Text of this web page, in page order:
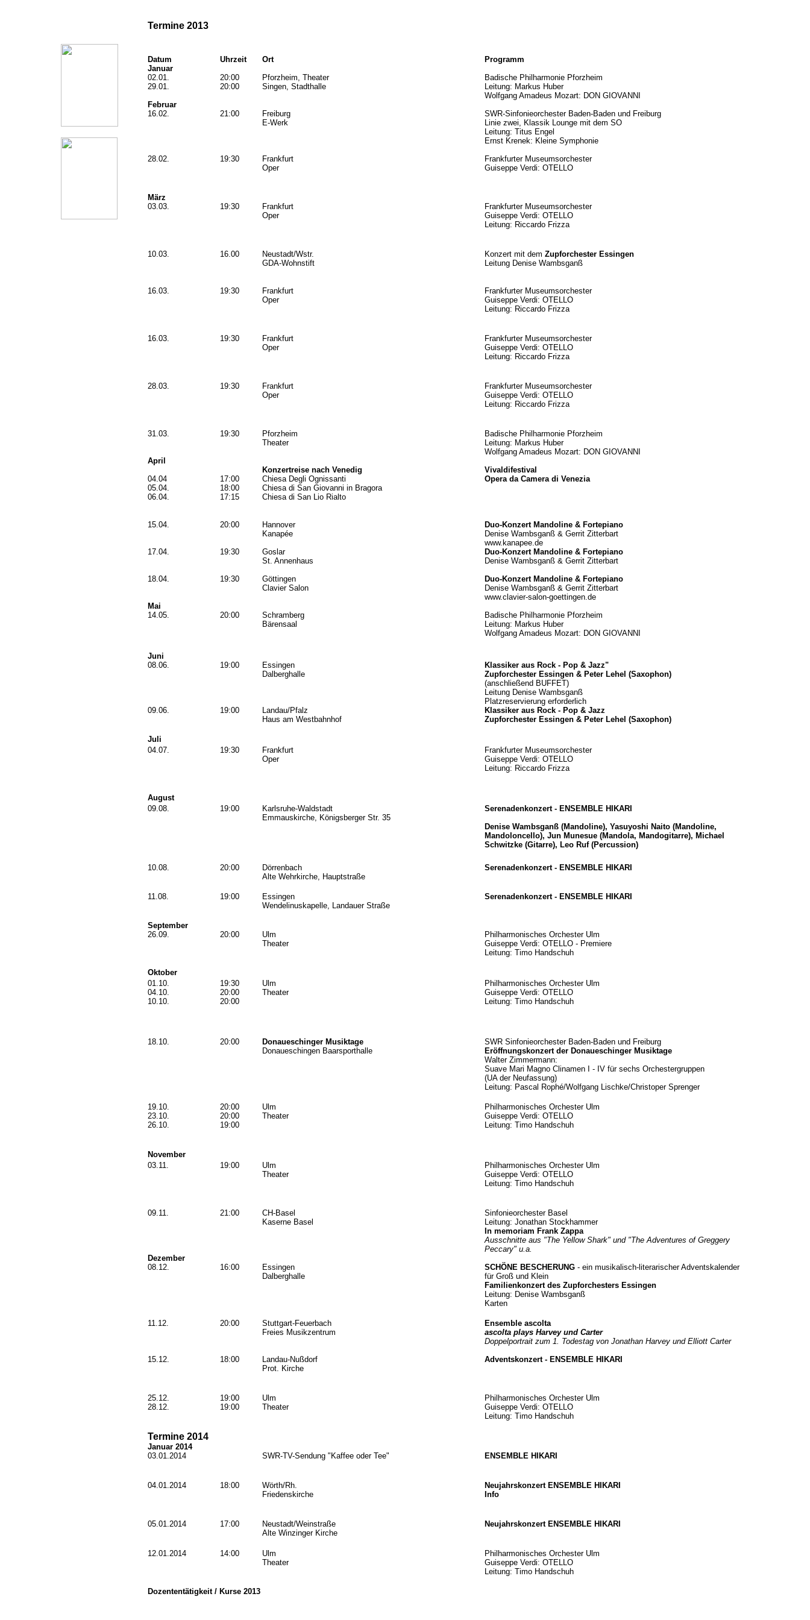
Termine 2013
Datum Uhrzeit Ort
Programm
Januar
02.01.
29.01.
20:00
20:00
Pforzheim, Theater
Singen, Stadthalle
Badische Philharmonie Pforzheim
Leitung: Markus Huber
Wolfgang Amadeus Mozart: DON GIOVANNI
Februar
16.02.
21:00
Freiburg
E-Werk
SWR-Sinfonieorchester Baden-Baden und Freiburg
Linie zwei, Klassik Lounge mit dem SO
Leitung: Titus Engel
Ernst Krenek: Kleine Symphonie
28.02.
19:30
Frankfurt
Oper
Frankfurter Museumsorchester
Guiseppe Verdi: OTELLO
März
03.03.
19:30
Frankfurt
Oper
Frankfurter Museumsorchester
Guiseppe Verdi: OTELLO
Leitung: Riccardo Frizza
10.03. 16.00
Neustadt/Wstr.
GDA-Wohnstift
Konzert mit dem Zupforchester Essingen
Leitung Denise Wambsganß
16.03. 19:30
Frankfurt
Oper
Frankfurter Museumsorchester
Guiseppe Verdi: OTELLO
Leitung: Riccardo Frizza
16.03. 19:30
Frankfurt
Oper
Frankfurter Museumsorchester
Guiseppe Verdi: OTELLO
Leitung: Riccardo Frizza
28.03. 19:30
Frankfurt
Oper
Frankfurter Museumsorchester
Guiseppe Verdi: OTELLO
Leitung: Riccardo Frizza
31.03. 19:30
Pforzheim
Theater
Badische Philharmonie Pforzheim
Leitung: Markus Huber
Wolfgang Amadeus Mozart: DON GIOVANNI
April
04.04
05.04.
06.04.
17:00
18:00
17:15
Konzertreise nach Venedig
Chiesa Degli Ognissanti
Chiesa di San Giovanni in Bragora
Chiesa di San Lio Rialto
Vivaldifestival
Opera da Camera di Venezia
15.04. 20:00
Hannover
Kanapée
Duo-Konzert Mandoline & Fortepiano
Denise Wambsganß & Gerrit Zitterbart
www.kanapee.de
17.04.
19:30
Goslar
St. Annenhaus
Duo-Konzert Mandoline & Fortepiano
Denise Wambsganß & Gerrit Zitterbart
18.04.
19:30
Göttingen
Clavier Salon
Duo-Konzert Mandoline & Fortepiano
Denise Wambsganß & Gerrit Zitterbart
www.clavier-salon-goettingen.de
Mai
14.05.
20:00
Schramberg
Bärensaal
Badische Philharmonie Pforzheim
Leitung: Markus Huber
Wolfgang Amadeus Mozart: DON GIOVANNI
Juni
08.06.
19:00
Essingen
Dalberghalle
Klassiker aus Rock - Pop & Jazz"
Zupforchester Essingen & Peter Lehel (Saxophon)
(anschließend BUFFET)
Leitung Denise Wambsganß
Platzreservierung erforderlich
09.06.
19:00
Landau/Pfalz
Haus am Westbahnhof
Klassiker aus Rock - Pop & Jazz
Zupforchester Essingen & Peter Lehel (Saxophon)
Juli
04.07.
19:30
Frankfurt
Oper
Frankfurter Museumsorchester
Guiseppe Verdi: OTELLO
Leitung: Riccardo Frizza
August
09.08.
19:00
Karlsruhe-Waldstadt
Emmauskirche, Königsberger Str. 35
Serenadenkonzert - ENSEMBLE HIKARI
Denise Wambsganß (Mandoline), Yasuyoshi Naito (Mandoline,
Mandoloncello), Jun Munesue (Mandola, Mandogitarre), Michael
Schwitzke (Gitarre), Leo Ruf (Percussion)
10.08. 20:00
Dörrenbach
Alte Wehrkirche, Hauptstraße
Serenadenkonzert - ENSEMBLE HIKARI
11.08. 19:00
Essingen
Wendelinuskapelle, Landauer Straße
Serenadenkonzert - ENSEMBLE HIKARI
September
26.09.
20:00
Ulm
Theater
Philharmonisches Orchester Ulm
Guiseppe Verdi: OTELLO - Premiere
Leitung: Timo Handschuh
Oktober
01.10.
04.10.
10.10.
19:30
20:00
20:00
Ulm
Theater
Philharmonisches Orchester Ulm
Guiseppe Verdi: OTELLO
Leitung: Timo Handschuh
18.10. 20:00
Donaueschinger Musiktage
Donaueschingen Baarsporthalle
SWR Sinfonieorchester Baden-Baden und Freiburg
Eröffnungskonzert der Donaueschinger Musiktage
Walter Zimmermann:
Suave Mari Magno Clinamen I - IV für sechs Orchestergruppen
(UA der Neufassung)
Leitung: Pascal Rophé/Wolfgang Lischke/Christoper Sprenger
19.10.
23.10.
26.10.
20:00
20:00
19:00
Ulm
Theater
Philharmonisches Orchester Ulm
Guiseppe Verdi: OTELLO
Leitung: Timo Handschuh
November
03.11.
19:00
Ulm
Theater
Philharmonisches Orchester Ulm
Guiseppe Verdi: OTELLO
Leitung: Timo Handschuh
09.11. 21:00
CH-Basel
Kaserne Basel
Sinfonieorchester Basel
Leitung: Jonathan Stockhammer
In memoriam Frank Zappa
Ausschnitte aus "The Yellow Shark" und "The Adventures of Greggery
Peccary" u.a.
Dezember
08.12.
16:00
Essingen
Dalberghalle
SCHÖNE BESCHERUNG - ein musikalisch-literarischer Adventskalender
für Groß und Klein
Familienkonzert des Zupforchesters Essingen
Leitung: Denise Wambsganß
Karten
11.12. 20:00
Stuttgart-Feuerbach
Freies Musikzentrum
Ensemble ascolta
ascolta plays Harvey und Carter
Doppelportrait zum 1. Todestag von Jonathan Harvey und Elliott Carter
15.12.
18:00
Landau-Nußdorf
Prot. Kirche
Adventskonzert - ENSEMBLE HIKARI
25.12.
28.12.
19:00
19:00
Ulm
Theater
Philharmonisches Orchester Ulm
Guiseppe Verdi: OTELLO
Leitung: Timo Handschuh
Termine 2014
Januar 2014
03.01.2014
SWR-TV-Sendung "Kaffee oder Tee" ENSEMBLE HIKARI
04.01.2014 18:00
Wörth/Rh.
Friedenskirche
Neujahrskonzert ENSEMBLE HIKARI
Info
05.01.2014 17:00
Neustadt/Weinstraße
Alte Winzinger Kirche
Neujahrskonzert ENSEMBLE HIKARI
12.01.2014 14:00
Ulm
Theater
Philharmonisches Orchester Ulm
Guiseppe Verdi: OTELLO
Leitung: Timo Handschuh
Dozententätigkeit / Kurse 2013